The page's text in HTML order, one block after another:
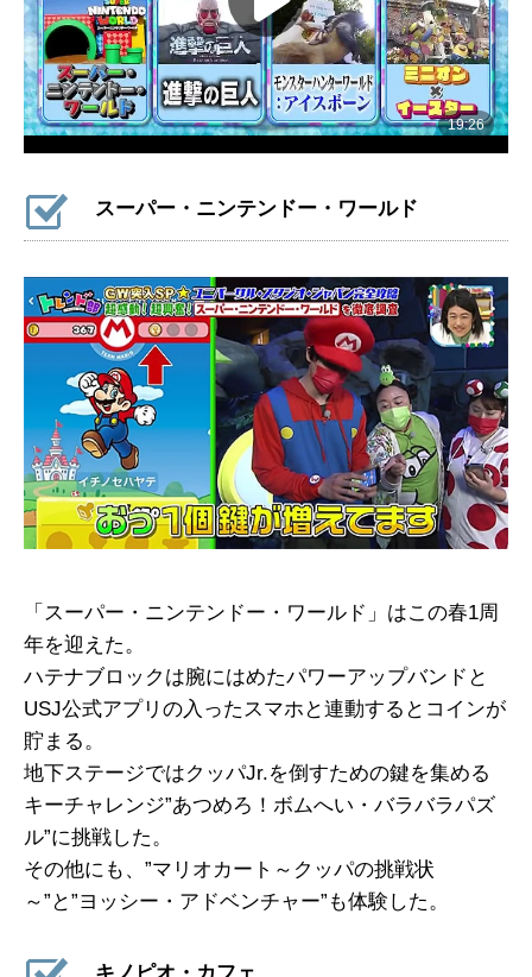
スーパー・ニンテンドー・ワールド
「スーパー・ニンテンドー・ワールド」はこの春1周
年を迎えた。
ハテナブロックは腕にはめたパワーアップバンドと
USJ公式アプリの入ったスマホと連動するとコインが
貯まる。
地下ステージではクッパJr.を倒すための鍵を集める
キーチャレンジ”あつめろ！ボムへい・バラバラパズ
ル”に挑戦した。
その他にも、”マリオカート～クッパの挑戦状
～”と”ヨッシー・アドベンチャー”も体験した。